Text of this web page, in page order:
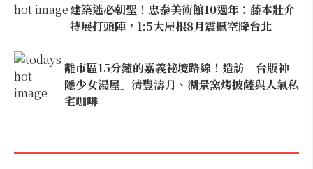
建築迷必朝聖！忠泰美術館10週年：藤本壯介
特展打頭陣，1:5大屋根8月震撼空降台北
離市區15分鐘的嘉義祕境路線！造訪「台版神
隱少女湯屋」清豐濤月、湖景窯烤披薩與人氣私
宅咖啡